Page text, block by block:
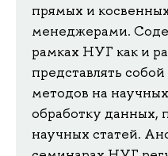
прямых и
менеджерами.
рамках НУГ как и
представлять
методов на
обработку данных,
научных статей.